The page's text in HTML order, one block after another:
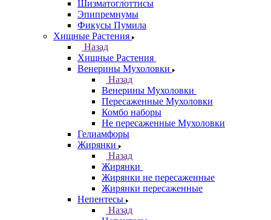
Шизматоглоттисы
Эпипремнумы
Фикусы Пумила
Хищные Растения
Назад
Хищные Растения
Венерины Мухоловки
Назад
Венерины Мухоловки
Пересаженные Мухоловки
Комбо наборы
Не пересаженные Мухоловки
Гелиамфоры
Жирянки
Назад
Жирянки
Жирянки не пересаженные
Жирянки пересаженные
Непентесы
Назад